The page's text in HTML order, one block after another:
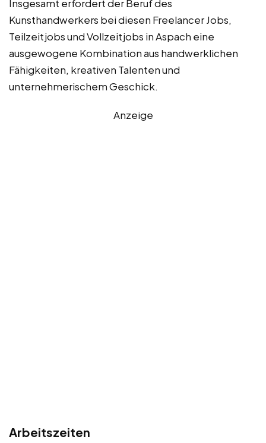
Insgesamt erfordert der Beruf des
Kunsthandwerkers bei diesen Freelancer Jobs,
Teilzeitjobs und Vollzeitjobs in Aspach eine
ausgewogene Kombination aus handwerklichen
Fähigkeiten, kreativen Talenten und
unternehmerischem Geschick.
Anzeige
Arbeitszeiten